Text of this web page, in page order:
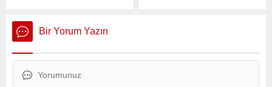
Sayan Kaya, TÜSİAD’a
yönelik sert eleştirilerde
bulundu.
Bir Yorum Yazın